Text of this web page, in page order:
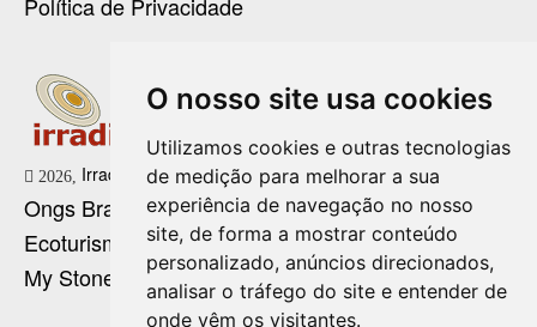
O nosso site usa cookies
Utilizamos cookies e outras tecnologias
de medição para melhorar a sua
experiência de navegação no nosso
site, de forma a mostrar conteúdo
personalizado, anúncios direcionados,
analisar o tráfego do site e entender de
onde vêm os visitantes.
Política de Privacidade
2026, Irradie Marketing Digital
Ongs Brasil
Ecoturismo no Brasil
My Stone Cristaloterapia